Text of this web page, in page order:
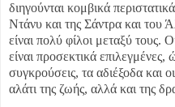
διηγούνται κομβικά
Ντάνυ και της Σάντρα και του
είναι πολύ φίλοι μεταξύ τους.
είναι προσεκτικά επιλεγμένες,
συγκρούσεις, τα αδιέξοδα και
αλάτι της ζωής, αλλά και της